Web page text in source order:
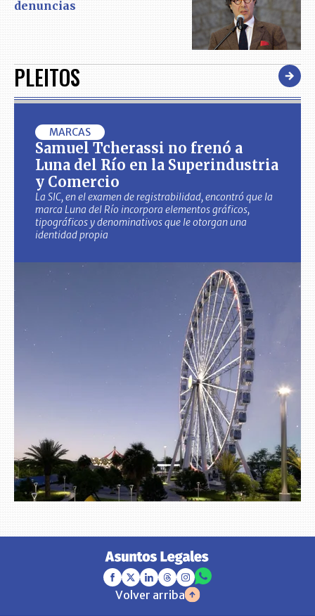
denuncias
PLEITOS
MARCAS
Samuel Tcherassi no frenó a
Luna del Río en la Superindustria
y Comercio
La SIC, en el examen de registrabilidad, encontró que la
marca Luna del Río incorpora elementos gráficos,
tipográficos y denominativos que le otorgan una
identidad propia
Volver arriba